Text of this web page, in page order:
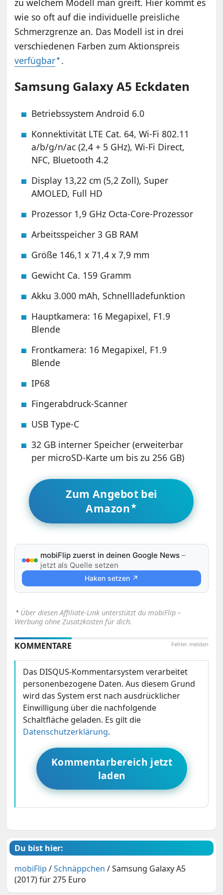
zu welchem Modell man greift. Hier kommt es
wie so oft auf die individuelle preisliche
Schmerzgrenze an. Das Modell ist in drei
verschiedenen Farben zum Aktionspreis
verfügbar .
Samsung Galaxy A5 Eckdaten
Betriebssystem Android 6.0
Konnektivität LTE Cat. 64, Wi-Fi 802.11
a/b/g/n/ac (2,4 + 5 GHz), Wi-Fi Direct,
NFC, Bluetooth 4.2
Display 13,22 cm (5,2 Zoll), Super
AMOLED, Full HD
Prozessor 1,9 GHz Octa-Core-Prozessor
Arbeitsspeicher 3 GB RAM
Größe 146,1 x 71,4 x 7,9 mm
Gewicht Ca. 159 Gramm
Akku 3.000 mAh, Schnellladefunktion
Hauptkamera: 16 Megapixel, F1.9
Blende
Frontkamera: 16 Megapixel, F1.9
Blende
IP68
Fingerabdruck-Scanner
USB Type-C
32 GB interner Speicher (erweiterbar
per microSD-Karte um bis zu 256 GB)
Zum Angebot bei
Amazon
mobiFlip zuerst in deinen Google News –
jetzt als Quelle setzen
Haken setzen ↗
⋆ Über diesen Affiliate-Link unterstützt du mobiFlip –
Werbung ohne Zusatzkosten für dich.
Fehler melden
KOMMENTARE
Das DISQUS-Kommentarsystem verarbeitet
personenbezogene Daten. Aus diesem Grund
wird das System erst nach ausdrücklicher
Einwilligung über die nachfolgende
Schaltfläche geladen. Es gilt die
Datenschutzerklärung.
Kommentarbereich jetzt
laden
Du bist hier:
mobiFlip /Schnäppchen /Samsung Galaxy A5
(2017) für 275 Euro